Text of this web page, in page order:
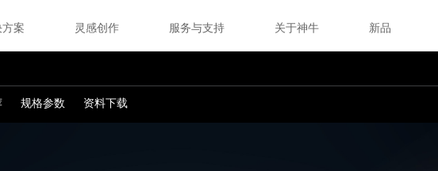
案 灵感创作 服务与支持 关于神牛 新品
规格参数 资料下载